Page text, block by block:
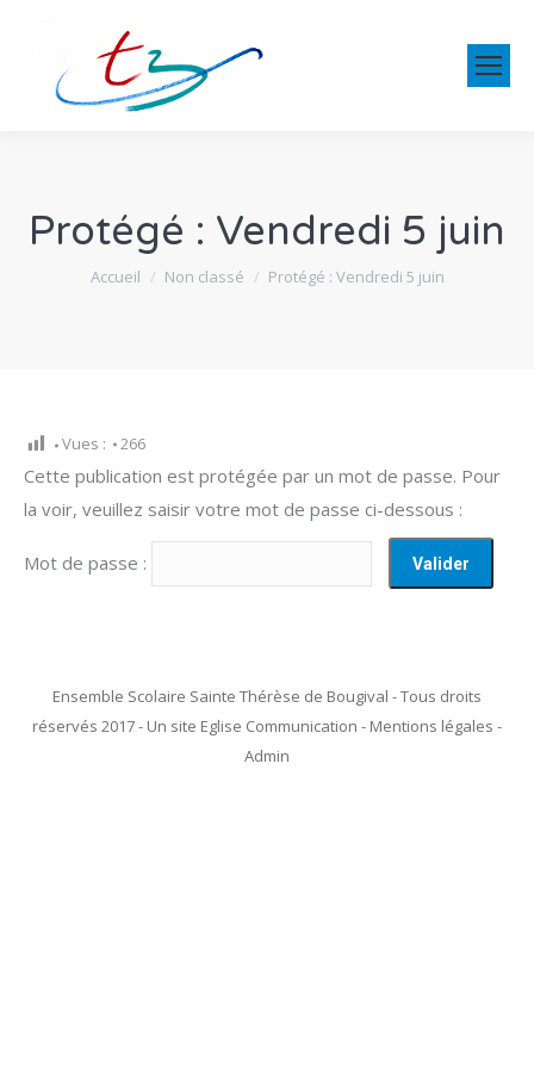
Protégé : Vendredi 5 juin
Vous êtes ici :
Accueil Non classé Protégé : Vendredi 5 juin
Vues : 266
Cette publication est protégée par un mot de passe. Pour
la voir, veuillez saisir votre mot de passe ci-dessous :
Mot de passe :
Ensemble Scolaire Sainte Thérèse de Bougival - Tous droits
réservés 2017 - Un site Eglise Communication - Mentions légales -
Admin